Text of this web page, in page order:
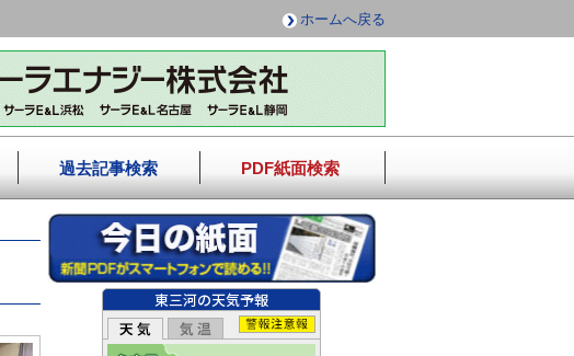
ホームへ戻る
過去記事検索 PDF紙面検索